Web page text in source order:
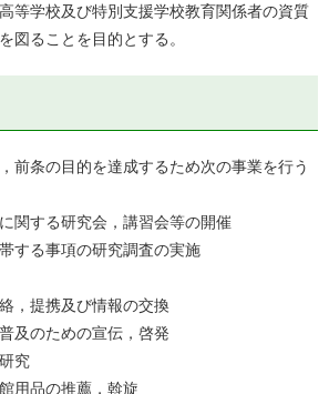
等学校及び特別支援学校教育関係者の資質
図ることを目的とする。
条の目的を達成するため次の事業を行う
関する研究会，講習会等の開催
する事項の研究調査の実施
，提携及び情報の交換
及のための宣伝，啓発
究
用品の推薦，斡旋